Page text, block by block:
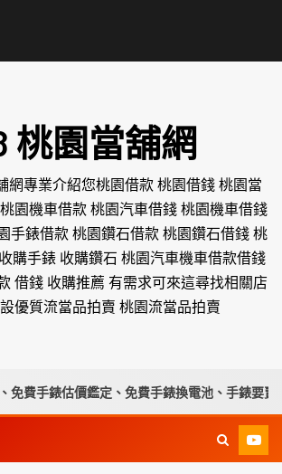
桃園當舖網
網專業介紹您桃園借款 桃園借錢 桃園當
園機車借款 桃園汽車借錢 桃園機車借錢
手錶借款 桃園鑽石借款 桃園鑽石借錢 桃
購手錶 收購鑽石 桃園汽車機車借款借錢
借錢 收購推薦 有需求可來這尋找相關店
優質流當品拍賣 桃園流當品拍賣
手錶估價鑑定、免費手錶換電池、手錶要賣請來